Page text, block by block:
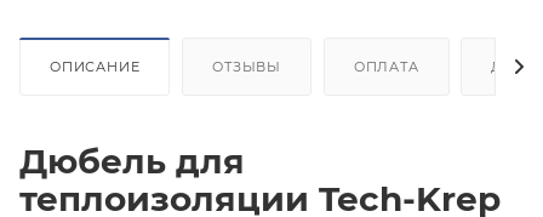
ОПИСАНИЕ ОТЗЫВЫ ОПЛАТА
Дюбель для
теплоизоляции Tech-Krep